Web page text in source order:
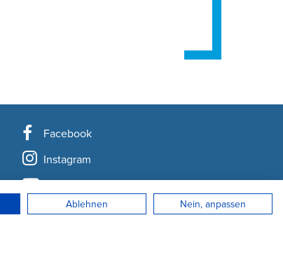
Facebook
Instagram
YouTube
LinkedInAblehnen Nein, anpassen